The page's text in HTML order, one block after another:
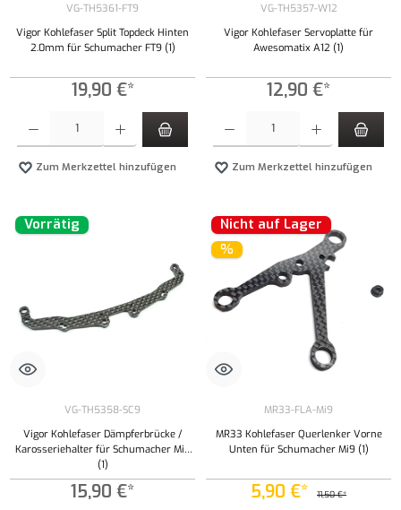
VG-TH5361-FT9
Vigor Kohlefaser Split Topdeck Hinten
2.0mm für Schumacher FT9 (1)
19,90 €*
Zum Merkzettel hinzufügen
VG-TH5357-W12
Vigor Kohlefaser Servoplatte für
Awesomatix A12 (1)
12,90 €*
Zum Merkzettel hinzufügen
Vorrätig
VG-TH5358-SC9
Vigor Kohlefaser Dämpferbrücke /
Karosseriehalter für Schumacher Mi9
(1)
15,90 €*
Nicht auf Lager
%
MR33-FLA-Mi9
MR33 Kohlefaser Querlenker Vorne
Unten für Schumacher Mi9 (1)
5,90 €* 11,50 €*